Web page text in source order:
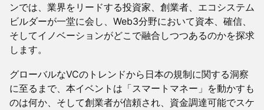
ンでは、業界をリードする投資家、創業者、エコシステム
ビルダーが一堂に会し、Web3分野において資本、確信、
そしてイノベーションがどこで融合しつつあるのかを探求
します。
​グローバルなVCのトレンドから日本の規制に関する洞察
に至るまで、本イベントは「スマートマネー」を動かすも
のは何か、そして創業者が信頼され、資金調達可能でスケ